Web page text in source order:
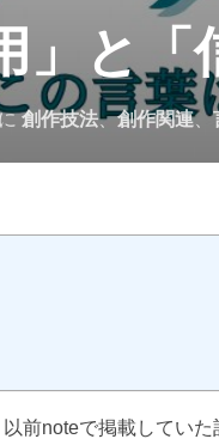
」と
に創作技法、創作関連、
前noteで掲載してい